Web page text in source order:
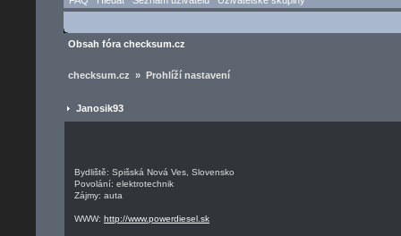
Obsah fóra checksum.cz
checksum.cz » Prohlíží nastavení
Janosik93
Bydliště: Spišská Nová Ves, Slovensko
Povolání: elektrotechnik
Zájmy: auta
WWW: http://www.powerdiesel.sk